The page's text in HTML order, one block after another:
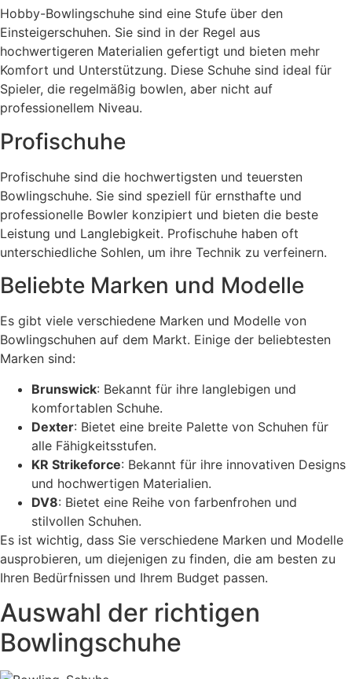
Hobby-Bowlingschuhe sind eine Stufe über den
Einsteigerschuhen. Sie sind in der Regel aus
hochwertigeren Materialien gefertigt und bieten mehr
Komfort und Unterstützung. Diese Schuhe sind ideal für
Spieler, die regelmäßig bowlen, aber nicht auf
professionellem Niveau.
Profischuhe
Profischuhe sind die hochwertigsten und teuersten
Bowlingschuhe. Sie sind speziell für ernsthafte und
professionelle Bowler konzipiert und bieten die beste
Leistung und Langlebigkeit. Profischuhe haben oft
unterschiedliche Sohlen, um ihre Technik zu verfeinern.
Beliebte Marken und Modelle
Es gibt viele verschiedene Marken und Modelle von
Bowlingschuhen auf dem Markt. Einige der beliebtesten
Marken sind:
Brunswick: Bekannt für ihre langlebigen und
komfortablen Schuhe.
Dexter: Bietet eine breite Palette von Schuhen für
alle Fähigkeitsstufen.
KR Strikeforce: Bekannt für ihre innovativen Designs
und hochwertigen Materialien.
DV8: Bietet eine Reihe von farbenfrohen und
stilvollen Schuhen.
Es ist wichtig, dass Sie verschiedene Marken und Modelle
ausprobieren, um diejenigen zu finden, die am besten zu
Ihren Bedürfnissen und Ihrem Budget passen.
Auswahl der richtigen
Bowlingschuhe